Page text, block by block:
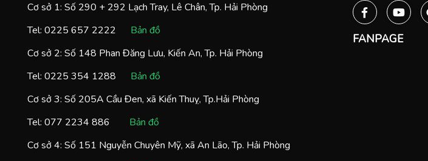
Cơ sở 1: Số 290 + 292 Lạch Tray, Lê Chân, Tp. Hải Phòng
Tel: 0225 657 2222
Bản đồ
Cơ sở 2: Số 148 Phan Đăng Lưu, Kiến An, Tp. Hải Phòng
Tel: 0225 354 1288
Bản đồ
Cơ sở 3: Số 205A Cầu Đen, xã Kiến Thuỵ, Tp.Hải Phòng
Tel: 077 2234 886
Bản đồ
Cơ sở 4: Số 151 Nguyễn Chuyên Mỹ, xã An Lão, Tp. Hải Phòng
FANPAGE